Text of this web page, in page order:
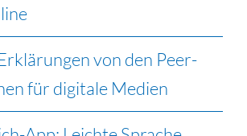
von den Peer-
für digitale Medien